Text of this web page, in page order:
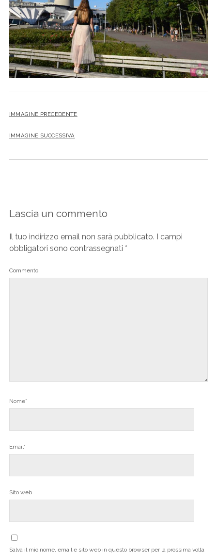
IMMAGINE PRECEDENTE
IMMAGINE SUCCESSIVA
Lascia un commento
Il tuo indirizzo email non sarà pubblicato. I campi
obbligatori sono contrassegnati *
Commento
Nome*
Email*
Sito web
Salva il mio nome, email e sito web in questo browser per la prossima volta